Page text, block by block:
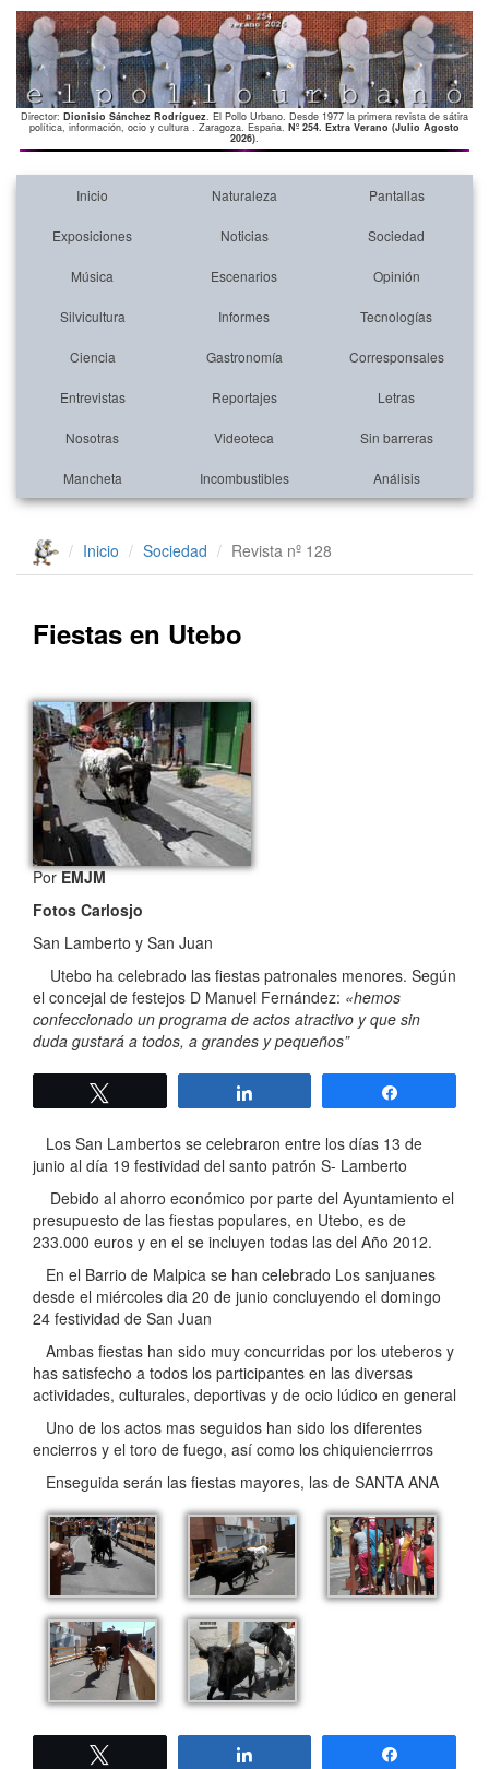
Director: Dionisio Sánchez Rodríguez. El Pollo Urbano. Desde 1977 la primera revista de sátira
política, información, ocio y cultura . Zaragoza. España. Nº 254. Extra Verano (Julio Agosto
2026).
Inicio Naturaleza Pantallas
Exposiciones Noticias Sociedad
Música Escenarios Opinión
Silvicultura Informes Tecnologías
Ciencia Gastronomía Corresponsales
Entrevistas Reportajes Letras
Nosotras Videoteca Sin barreras
Mancheta Incombustibles Análisis
Inicio Sociedad Revista nº 128
Fiestas en Utebo
PorEMJM
Fotos Carlosjo
San Lamberto y San Juan
Utebo ha celebrado las fiestas patronales menores. Según
el concejal de festejos D Manuel Fernández: «hemos
confeccionado un programa de actos atractivo y que sin
duda gustará a todos, a grandes y pequeños”
Los San Lambertos se celebraron entre los días 13 de
junio al día 19 festividad del santo patrón S- Lamberto
Debido al ahorro económico por parte del Ayuntamiento el
presupuesto de las fiestas populares, en Utebo, es de
233.000 euros y en el se incluyen todas las del Año 2012.
En el Barrio de Malpica se han celebrado Los sanjuanes
desde el miércoles dia 20 de junio concluyendo el domingo
24 festividad de San Juan
Ambas fiestas han sido muy concurridas por los uteberos y
has satisfecho a todos los participantes en las diversas
actividades, culturales, deportivas y de ocio lúdico en general
Uno de los actos mas seguidos han sido los diferentes
encierros y el toro de fuego, así como los chiquiencierrros
Enseguida serán las fiestas mayores, las de SANTA ANA